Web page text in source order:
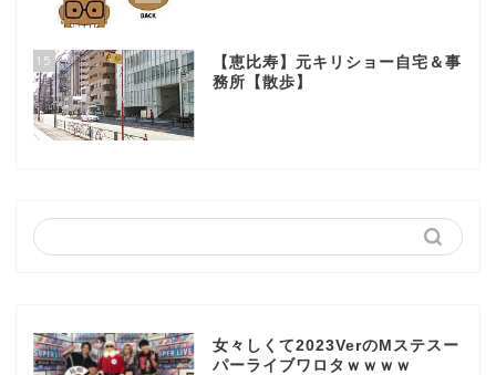
15
【恵比寿】元キリショー自宅＆事
務所【散歩】
女々しくて2023VerのMステスー
パーライブワロタｗｗｗｗ